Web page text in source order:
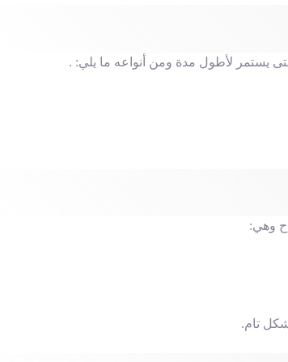
يستمر لأطول مدة ومن أنواعه ما يلي: .
وهي:
تام.